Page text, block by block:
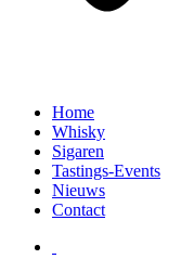
Home
Whisky
Sigaren
Tastings-Events
Nieuws
Contact